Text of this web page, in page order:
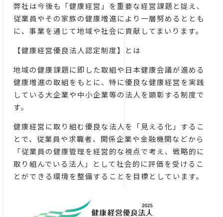
弊社は今後も「健康経営」を重要な経営課題と捉え、
従業員やその家族の健康増進により一層努めるととも
に、事業を通じて地域や社会に貢献してまいります。
【健康経営優良法人認定制度】とは
地域の健康課題に即した取組や日本健康会議が進める
健康増進の取組をもとに、特に優良な健康経営を実践
している大企業や中小企業等の法人を顕彰する制度で
す。
健康経営に取り組む優良な法人を「見える化」するこ
とで、従業員や求職者、関係企業や金融機関などから
「従業員の健康管理を経営的な視点で考え、戦略的に
取り組んでいる法人」として社会的に評価を受けるこ
とができる環境を整備することを目標としています。